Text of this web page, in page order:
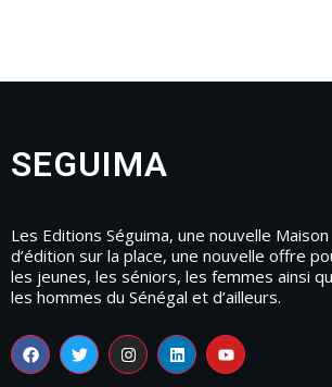
SEGUIMA
Les Editions Séguima, une nouvelle Maison
d’édition sur la place, une nouvelle offre
les jeunes, les séniors, les femmes ainsi
les hommes du Sénégal et d’ailleurs.